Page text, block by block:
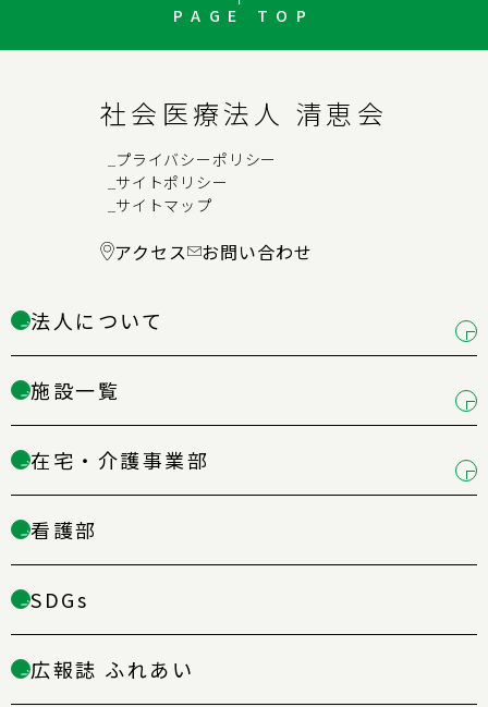
PAGE TOP
社会医療法人 清恵会
→
プライバシーポリシー
→
サイトポリシー
→
サイトマップ
アクセス お問い合わせ
→
法人について
→
施設一覧
→
在宅・介護事業部
→
看護部
→
SDGs
→
広報誌 ふれあい